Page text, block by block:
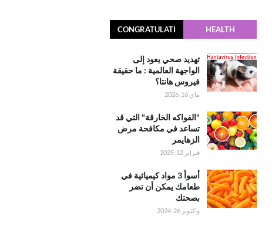
HEALTH
CONGRATULATI
تهديد صحي يعود إلى
الواجهة العالمية : ما حقيقة
فيروس هانتا؟
ماي 16, 2026
"الفواكه الخارقة" التي قد
تساعد في مكافحة مرض
الزهايمر
فبراير 12, 2025
أسوأ 3 مواد كيميائية في
طعامك يمكن أن تضر
بصحتك
واكتوبر 26, 2024